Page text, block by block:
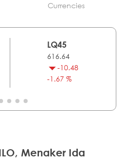
Currencies
LQ45
616.64
-10.48
-1.67 %
Menaker Ida